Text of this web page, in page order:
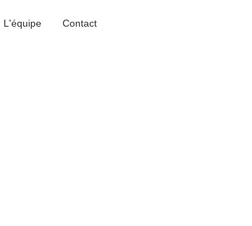
L'équipe Contact